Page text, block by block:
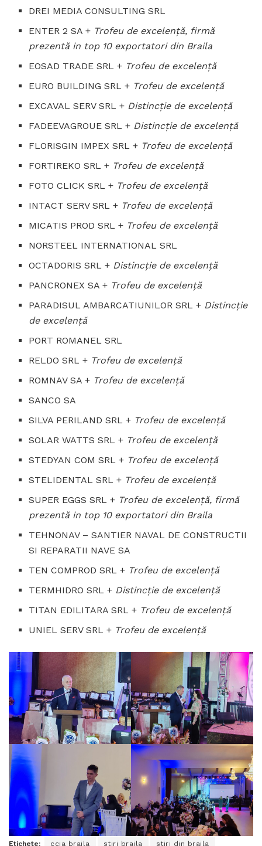
DREI MEDIA CONSULTING SRL
ENTER 2 SA + Trofeu de excelenţă, firmă
prezentă in top 10 exportatori din Braila
EOSAD TRADE SRL + Trofeu de excelenţă
EURO BUILDING SRL + Trofeu de excelenţă
EXCAVAL SERV SRL + Distincţie de excelenţă
FADEEVAGROUE SRL + Distincţie de excelenţă
FLORISGIN IMPEX SRL + Trofeu de excelenţă
FORTIREKO SRL + Trofeu de excelenţă
FOTO CLICK SRL + Trofeu de excelenţă
INTACT SERV SRL + Trofeu de excelenţă
MICATIS PROD SRL + Trofeu de excelenţă
NORSTEEL INTERNATIONAL SRL
OCTADORIS SRL + Distincţie de excelenţă
PANCRONEX SA + Trofeu de excelenţă
PARADISUL AMBARCATIUNILOR SRL + Distincţie
de excelenţă
PORT ROMANEL SRL
RELDO SRL + Trofeu de excelenţă
ROMNAV SA + Trofeu de excelenţă
SANCO SA
SILVA PERILAND SRL + Trofeu de excelenţă
SOLAR WATTS SRL + Trofeu de excelenţă
STEDYAN COM SRL + Trofeu de excelenţă
STELIDENTAL SRL + Trofeu de excelenţă
SUPER EGGS SRL + Trofeu de excelenţă, firmă
prezentă in top 10 exportatori din Braila
TEHNONAV – SANTIER NAVAL DE CONSTRUCTII
SI REPARATII NAVE SA
TEN COMPROD SRL + Trofeu de excelenţă
TERMHIDRO SRL + Distincţie de excelenţă
TITAN EDILITARA SRL + Trofeu de excelenţă
UNIEL SERV SRL + Trofeu de excelenţă
Etichete: ccia braila stiri braila stiri din braila